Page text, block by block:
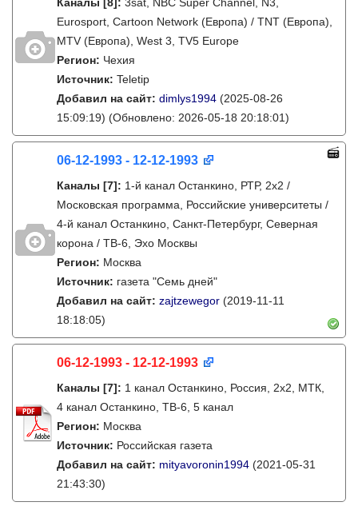
Eurosport, Cartoon Network (Европа) / TNT (Европа),
MTV (Европа), West 3, TV5 Europe
Регион: Чехия
Источник: Teletip
Добавил на сайт: dimlys1994 (2025-08-26
15:09:19) (Обновлено: 2026-05-18 20:18:01)
06-12-1993 - 12-12-1993
Каналы [7]: 1-й канал Останкино, РТР, 2х2 /
Московская программа, Российские университеты /
4-й канал Останкино, Санкт-Петербург, Северная
корона / ТВ-6, Эхо Москвы
Регион: Москва
Источник: газета "Семь дней"
Добавил на сайт: zajtzewegor (2019-11-11
18:18:05)
06-12-1993 - 12-12-1993
Каналы [7]: 1 канал Останкино, Россия, 2х2, МТК,
4 канал Останкино, ТВ-6, 5 канал
Регион: Москва
Источник: Российская газета
Добавил на сайт: mityavoronin1994 (2021-05-31
21:43:30)